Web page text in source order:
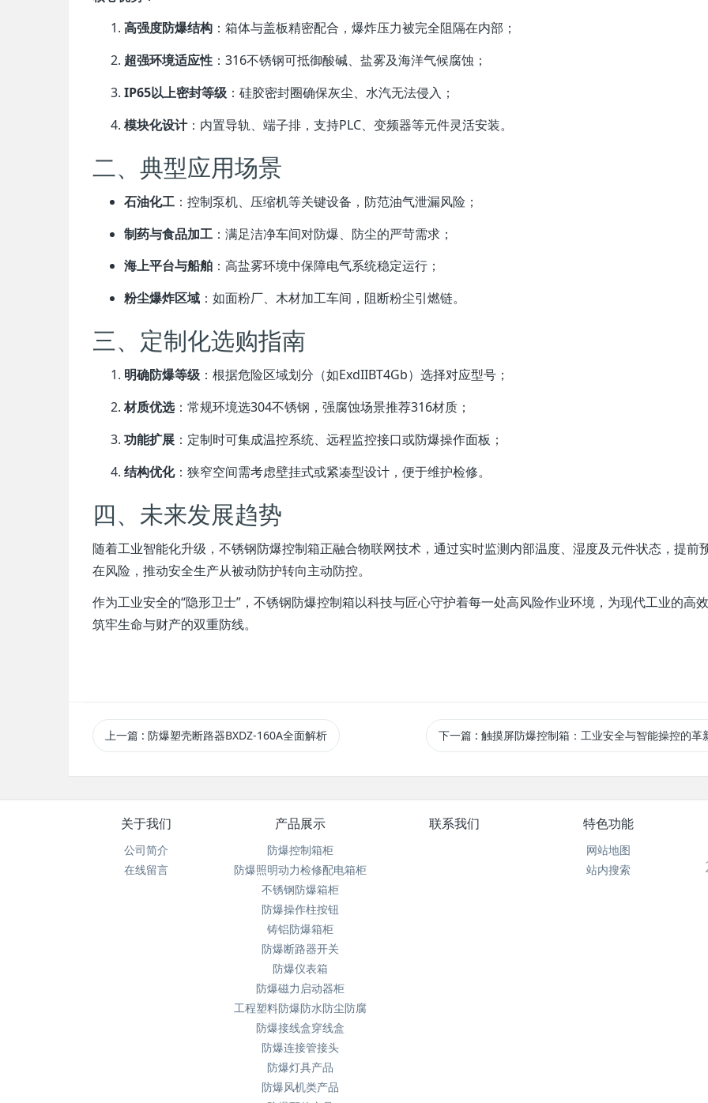
高强度防爆结构 ：箱体与盖板精密配合，爆炸压力被完全阻隔在内部；
超强环境适应性 ：316不锈钢可抵御酸碱、盐雾及海洋气候腐蚀；
IP65以上密封等级 ：硅胶密封圈确保灰尘、水汽无法侵入；
模块化设计：内置导轨、端子排，支持PLC、变频器等元件灵活安装。
二、典型应用场景
石油化工 ：控制泵机、压缩机等关键设备，防范油气泄漏风险；
制药与食品加工 ：满足洁净车间对防爆、防尘的严苛需求；
海上平台与船舶 ：高盐雾环境中保障电气系统稳定运行；
粉尘爆炸区域 ：如面粉厂、木材加工车间，阻断粉尘引燃链。
三、定制化选购指南
明确防爆等级 ：根据危险区域划分（如ExdIIBT4Gb）选择对应型号；
材质优选：常规环境选304不锈钢，强腐蚀场景推荐316材质；
功能扩展 ：定制时可集成温控系统、远程监控接口或防爆操作面板；
结构优化：狭窄空间需考虑壁挂式或紧凑型设计，便于维护检修。
四、未来发展趋势
随着工业智能化升级，不锈钢防爆控制箱正融合物联网技术，通过实时监测内部温度、湿度及元件状态，提前
在风险，推动安全生产从被动防护转向主动防控。
作为工业安全的“隐形卫士”，不锈钢防爆控制箱以科技与匠心守护着每一处高风险作业环境，为现代工业的高
筑牢生命与财产的双重防线。
上一篇 : 防爆塑壳断路器BXDZ-160A全面解析 下一篇 : 触摸屏防爆控制箱：工业安全与智能操控的革新之
关于我们
公司简介
在线留言
产品展示
防爆控制箱柜
防爆照明动力检修配电箱柜
不锈钢防爆箱柜
防爆操作柱按钮
铸铝防爆箱柜
防爆断路器开关
防爆仪表箱
防爆磁力启动器柜
工程塑料防爆防水防尘防腐
防爆接线盒穿线盒
防爆连接管接头
防爆灯具产品
防爆风机类产品
联系我们 特色功能
网站地图
站内搜索